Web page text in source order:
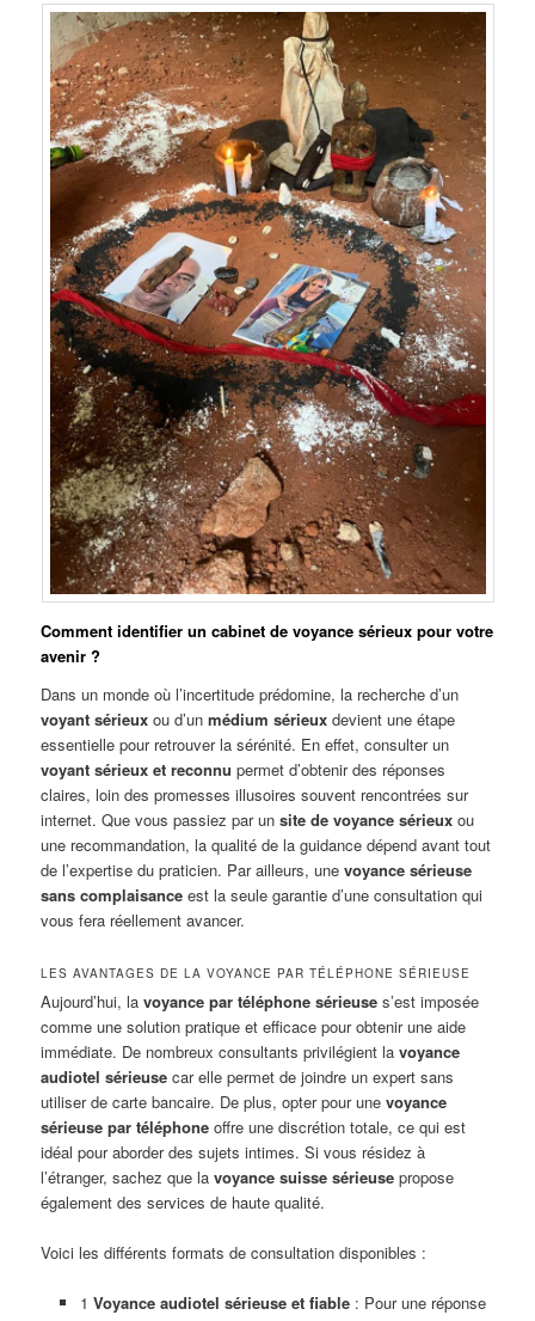
Comment identifier un cabinet de voyance sérieux pour votre
avenir ?
Dans un monde où l’incertitude prédomine, la recherche d’un
voyant sérieux ou d’unmédium sérieux devient une étape
essentielle pour retrouver la sérénité. En effet, consulter un
voyant sérieux et reconnu permet d’obtenir des réponses
claires, loin des promesses illusoires souvent rencontrées sur
internet. Que vous passiez par unsite de voyance sérieux ou
une recommandation, la qualité de la guidance dépend avant tout
de l’expertise du praticien. Par ailleurs, unevoyance sérieuse
sans complaisance est la seule garantie d’une consultation qui
vous fera réellement avancer.
LES AVANTAGES DE LA VOYANCE PAR TÉLÉPHONE SÉRIEUSE
Aujourd’hui, lavoyance par téléphone sérieuse s’est imposée
comme une solution pratique et efficace pour obtenir une aide
immédiate. De nombreux consultants privilégient lavoyance
audiotel sérieuse car elle permet de joindre un expert sans
utiliser de carte bancaire. De plus, opter pour unevoyance
sérieuse par téléphone offre une discrétion totale, ce qui est
idéal pour aborder des sujets intimes. Si vous résidez à
l’étranger, sachez que lavoyance suisse sérieuse propose
également des services de haute qualité.
Voici les différents formats de consultation disponibles :
1 Voyance audiotel sérieuse et fiable: Pour une réponse